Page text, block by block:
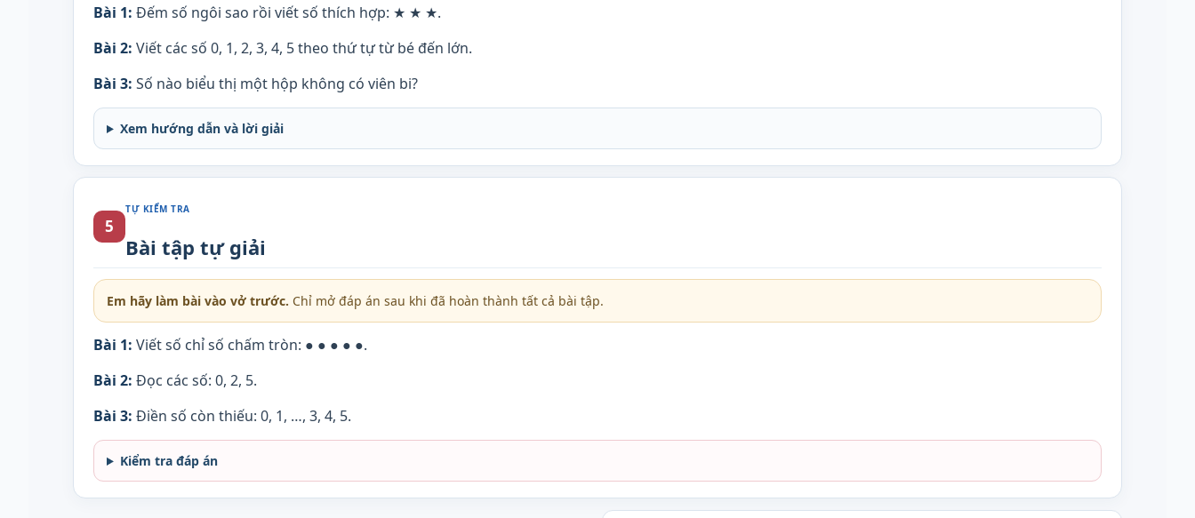
Bài 1: Đếm số ngôi sao rồi viết số thích hợp: ★ ★ ★.
Bài 2: Viết các số 0, 1, 2, 3, 4, 5 theo thứ tự từ bé đến lớn.
Bài 3: Số nào biểu thị một hộp không có viên bi?
Xem hướng dẫn và lời giải
5
TỰ KIỂM TRA
Bài tập tự giải
Em hãy làm bài vào vở trước. Chỉ mở đáp án sau khi đã hoàn thành tất cả bài tập.
Bài 1: Viết số chỉ số chấm tròn: ● ● ● ● ●.
Bài 2: Đọc các số: 0, 2, 5.
Bài 3: Điền số còn thiếu: 0, 1, …, 3, 4, 5.
Kiểm tra đáp án